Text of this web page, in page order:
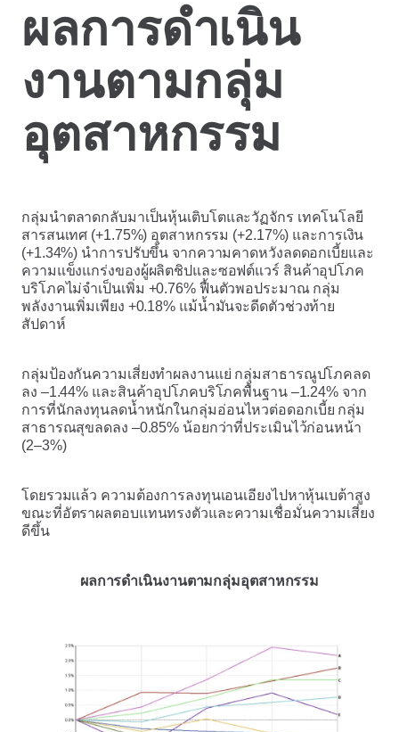
ผลการดำเนิน
งานตามกลุ่ม
อุตสาหกรรม
กลุ่มนำตลาดกลับมาเป็นหุ้นเติบโตและวัฏจักร เทคโนโลยี
สารสนเทศ (+1.75%) อุตสาหกรรม (+2.17%) และการเงิน
(+1.34%) นำการปรับขึ้น จากความคาดหวังลดดอกเบี้ยและ
ความแข็งแกร่งของผู้ผลิตชิปและซอฟต์แวร์ สินค้าอุปโภค
บริโภคไม่จำเป็นเพิ่ม +0.76% ฟื้นตัวพอประมาณ กลุ่ม
พลังงานเพิ่มเพียง +0.18% แม้น้ำมันจะดีดตัวช่วงท้าย
สัปดาห์
กลุ่มป้องกันความเสี่ยงทำผลงานแย่ กลุ่มสาธารณูปโภคลด
ลง –1.44% และสินค้าอุปโภคบริโภคพื้นฐาน –1.24% จาก
การที่นักลงทุนลดน้ำหนักในกลุ่มอ่อนไหวต่อดอกเบี้ย กลุ่ม
สาธารณสุขลดลง –0.85% น้อยกว่าที่ประเมินไว้ก่อนหน้า
(2–3%)
โดยรวมแล้ว ความต้องการลงทุนเอนเอียงไปหาหุ้นเบต้าสูง
ขณะที่อัตราผลตอบแทนทรงตัวและความเชื่อมั่นความเสี่ยง
ดีขึ้น
ผลการดำเนินงานตามกลุ่มอุตสาหกรรม